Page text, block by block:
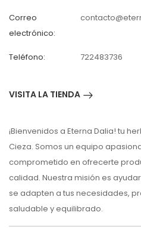
Correo
electrónico:
Teléfono: 722483736
VISITA LA TIENDA
¡Bienvenidos a Eterna Dalia! tu
Cieza. Somos un equipo
comprometido en ofrecerte
calidad. Nuestra misión es
se adapten a tus necesidades,
saludable y equilibrado.